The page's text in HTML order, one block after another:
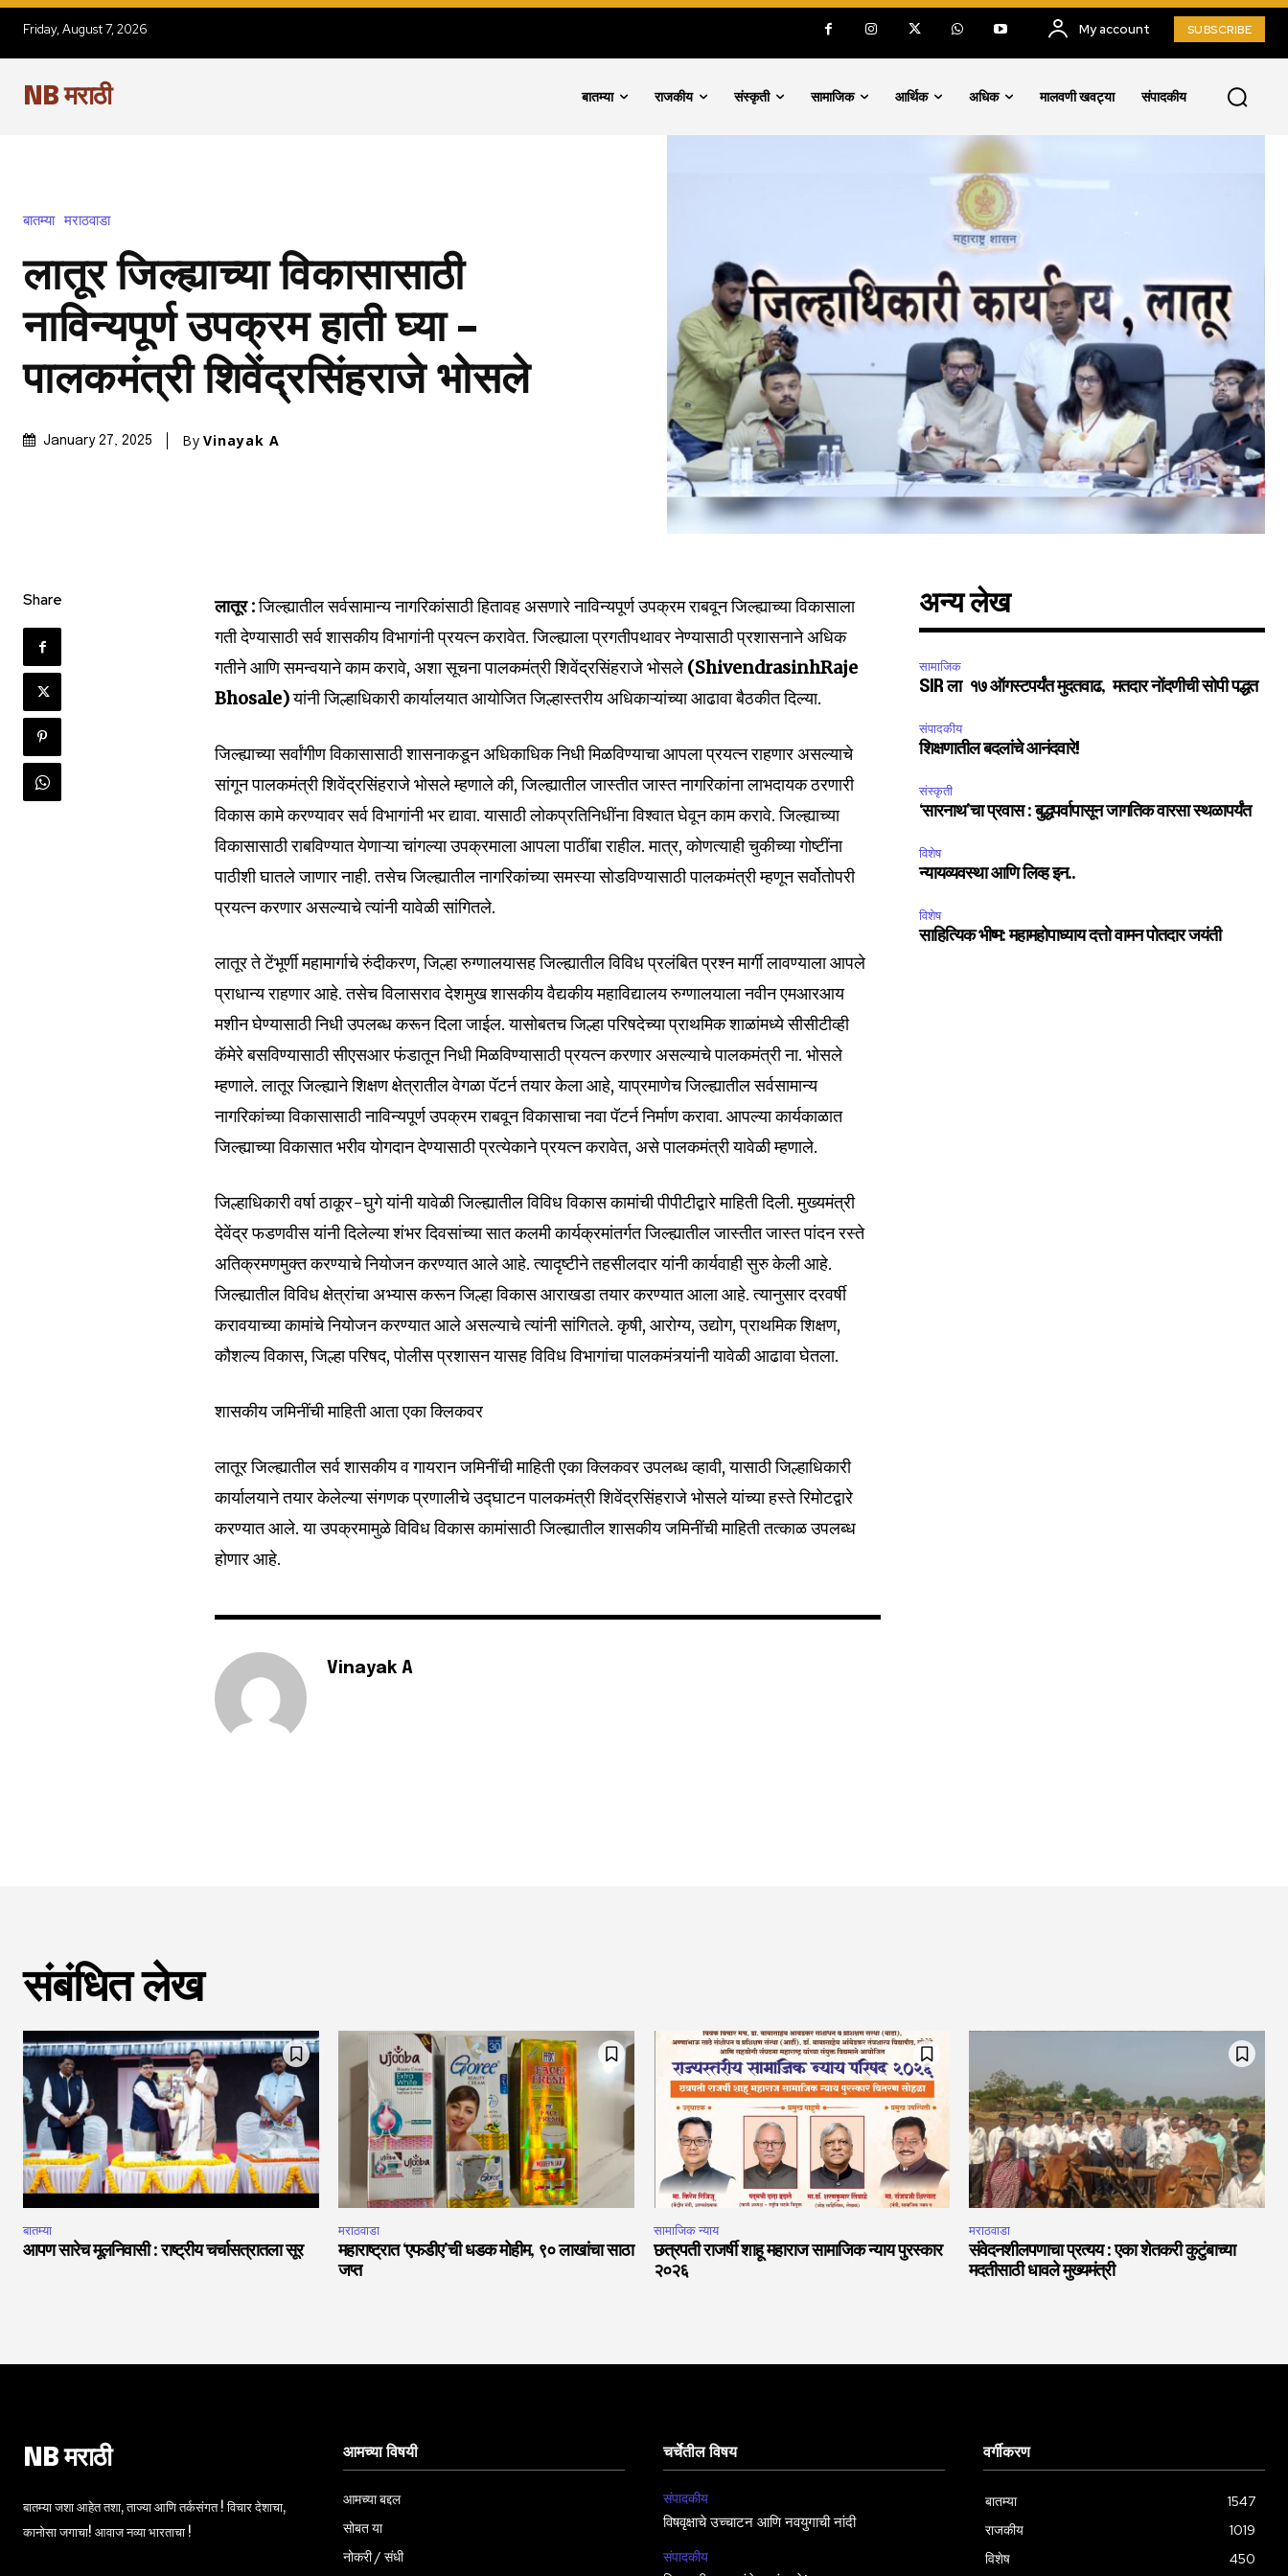
Join our community of
SUBSCRIBERS and be part
To subscribe, simply enter your email address on our website or click
the subscribe button below. Don't worry, we respect your privacy and
won't spam your inbox. Your information is safe with us.
I've read and accept the
6,300 32,111
Friday, August 7, 2026 My account SUBSCRIBE
NB मराठी बातम्या राजकीय संस्कृती सामाजिक आर्थिक अधिक मालवणी खवट्या संपादकीय
बातम्या मराठवाडा
लातूर जिल्ह्याच्या विकासासाठी
नाविन्यपूर्ण उपक्रम हाती घ्या –
पालकमंत्री शिवेंद्रसिंहराजे भोसले
January 27, 2025 By Vinayak A
Share लातूर :जिल्ह्यातील सर्वसामान्य नागरिकांसाठी हितावह असणारे नाविन्यपूर्ण उपक्रम राबवून जिल्ह्याच्या विकासाला
गती देण्यासाठी सर्व शासकीय विभागांनी प्रयत्न करावेत. जिल्ह्याला प्रगतीपथावर नेण्यासाठी प्रशासनाने अधिक
गतीने आणि समन्वयाने काम करावे, अशा सूचना पालकमंत्री शिवेंद्रसिंहराजे भोसले (ShivendrasinhRaje
Bhosale)यांनी जिल्हाधिकारी कार्यालयात आयोजित जिल्हास्तरीय अधिकाऱ्यांच्या आढावा बैठकीत दिल्या.
जिल्ह्याच्या सर्वांगीण विकासासाठी शासनाकडून अधिकाधिक निधी मिळविण्याचा आपला प्रयत्न राहणार असल्याचे
सांगून पालकमंत्री शिवेंद्रसिंहराजे भोसले म्हणाले की, जिल्ह्यातील जास्तीत जास्त नागरिकांना लाभदायक ठरणारी
विकास कामे करण्यावर सर्व विभागांनी भर द्यावा. यासाठी लोकप्रतिनिधींना विश्वात घेवून काम करावे. जिल्ह्याच्या
विकासासाठी राबविण्यात येणाऱ्या चांगल्या उपक्रमाला आपला पाठींबा राहील. मात्र, कोणत्याही चुकीच्या गोष्टींना
पाठीशी घातले जाणार नाही. तसेच जिल्ह्यातील नागरिकांच्या समस्या सोडविण्यासाठी पालकमंत्री म्हणून सर्वोतोपरी
प्रयत्न करणार असल्याचे त्यांनी यावेळी सांगितले.
लातूर ते टेंभूर्णी महामार्गाचे रुंदीकरण, जिल्हा रुग्णालयासह जिल्ह्यातील विविध प्रलंबित प्रश्न मार्गी लावण्याला आपले
प्राधान्य राहणार आहे. तसेच विलासराव देशमुख शासकीय वैद्यकीय महाविद्यालय रुग्णालयाला नवीन एमआरआय
मशीन घेण्यासाठी निधी उपलब्ध करून दिला जाईल. यासोबतच जिल्हा परिषदेच्या प्राथमिक शाळांमध्ये सीसीटीव्ही
कॅमेरे बसविण्यासाठी सीएसआर फंडातून निधी मिळविण्यासाठी प्रयत्न करणार असल्याचे पालकमंत्री ना. भोसले
म्हणाले. लातूर जिल्ह्याने शिक्षण क्षेत्रातील वेगळा पॅटर्न तयार केला आहे, याप्रमाणेच जिल्ह्यातील सर्वसामान्य
नागरिकांच्या विकासासाठी नाविन्यपूर्ण उपक्रम राबवून विकासाचा नवा पॅटर्न निर्माण करावा. आपल्या कार्यकाळात
जिल्ह्याच्या विकासात भरीव योगदान देण्यासाठी प्रत्येकाने प्रयत्न करावेत, असे पालकमंत्री यावेळी म्हणाले.
जिल्हाधिकारी वर्षा ठाकूर-घुगे यांनी यावेळी जिल्ह्यातील विविध विकास कामांची पीपीटीद्वारे माहिती दिली. मुख्यमंत्री
देवेंद्र फडणवीस यांनी दिलेल्या शंभर दिवसांच्या सात कलमी कार्यक्रमांतर्गत जिल्ह्यातील जास्तीत जास्त पांदन रस्ते
अतिक्रमणमुक्त करण्याचे नियोजन करण्यात आले आहे. त्यादृष्टीने तहसीलदार यांनी कार्यवाही सुरु केली आहे.
जिल्ह्यातील विविध क्षेत्रांचा अभ्यास करून जिल्हा विकास आराखडा तयार करण्यात आला आहे. त्यानुसार दरवर्षी
करावयाच्या कामांचे नियोजन करण्यात आले असल्याचे त्यांनी सांगितले. कृषी, आरोग्य, उद्योग, प्राथमिक शिक्षण,
कौशल्य विकास, जिल्हा परिषद, पोलीस प्रशासन यासह विविध विभागांचा पालकमंत्र्यांनी यावेळी आढावा घेतला.
शासकीय जमिनींची माहिती आता एका क्लिकवर
लातूर जिल्ह्यातील सर्व शासकीय व गायरान जमिनींची माहिती एका क्लिकवर उपलब्ध व्हावी, यासाठी जिल्हाधिकारी
कार्यालयाने तयार केलेल्या संगणक प्रणालीचे उद्घाटन पालकमंत्री शिवेंद्रसिंहराजे भोसले यांच्या हस्ते रिमोटद्वारे
करण्यात आले. या उपक्रमामुळे विविध विकास कामांसाठी जिल्ह्यातील शासकीय जमिनींची माहिती तत्काळ उपलब्ध
होणार आहे.
Vinayak A
अन्य लेख
सामाजिक
SIR ला १७ ऑगस्टपर्यंत मुदतवाढ, मतदार नोंदणीची सोपी पद्धत
संपादकीय
शिक्षणातील बदलांचे आनंदवारे!
संस्कृती
‘सारनाथ’चा प्रवास : बुद्धपर्वापासून जागतिक वारसा स्थळापर्यंत
विशेष
न्यायव्यवस्था आणि लिव्ह इन..
विशेष
साहित्यिक भीष्म: महामहोपाध्याय दत्तो वामन पोतदार जयंती
संबंधित लेख
बातम्या
आपण सारेच मूलनिवासी : राष्ट्रीय चर्चासत्रातला सूर
मराठवाडा
महाराष्ट्रात ‘एफडीए’ची धडक मोहीम, ९० लाखांचा साठा
जप्त
सामाजिक न्याय
छत्रपती राजर्षी शाहू महाराज सामाजिक न्याय पुरस्कार
२०२६
मराठवाडा
संवेदनशीलपणाचा प्रत्यय : एका शेतकरी कुटुंबाच्या
मदतीसाठी धावले मुख्यमंत्री
NB मराठी
बातम्या जशा आहेत तशा, ताज्या आणि तर्कसंगत ! विचार देशाचा,
कानोसा जगाचा! आवाज नव्या भारताचा !
आमच्या विषयी
आमच्या बद्दल
सोबत या
नोकरी / संधी
चर्चेतील विषय
संपादकीय
विषवृक्षाचे उच्चाटन आणि नवयुगाची नांदी
संपादकीय
वर्गीकरण
बातम्या
1547
राजकीय
1019
विशेष
450